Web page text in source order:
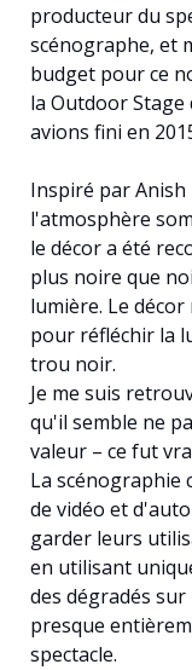
producteur du
scénographe, et
budget pour ce
la Outdoor Stage
avions fini en
Inspiré par
l'atmosphère
le décor a été
plus noire que
lumière. Le
pour réfléchir la
trou noir.
Je me suis
qu'il semble ne
valeur – ce fut
La scénographie
de vidéo et
garder leurs
en utilisant
des dégradés sur
presque
spectacle.